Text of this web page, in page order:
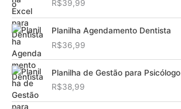
R$39,99
Planilha Agendamento Dentista
R$36,99
Planilha de Gestão para Psicólogo
R$38,99